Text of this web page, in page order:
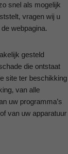
snel als mogelijk
vragen wij u
webpagina.
gesteld
die ontstaat
site ter beschikking
van alle
uw programma’s
van uw apparatuur